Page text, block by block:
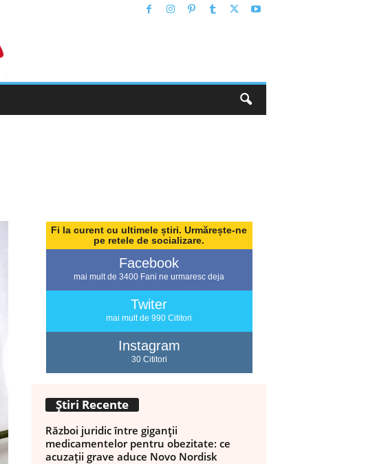
Fi la curent cu ultimele știri. Urmărește-ne
pe retele de socializare.
Facebook
mai mult de 3400 Fani ne urmaresc deja
Twiter
mai mult de 990 Cititori
Instagram
30 Cititori
Știri Recente
Război juridic între giganții
medicamentelor pentru obezitate: ce
acuzații grave aduce Novo Nordisk